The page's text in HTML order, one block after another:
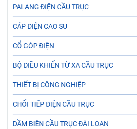
PALANG ĐIỆN CẦU TRỤC
CÁP ĐIỆN CAO SU
CỔ GÓP ĐIỆN
BỘ ĐIỀU KHIỂN TỪ XA CẦU TRỤC
THIẾT BỊ CÔNG NGHIỆP
CHỔI TIẾP ĐIỆN CẦU TRỤC
DẦM BIÊN CẦU TRỤC ĐÀI LOAN